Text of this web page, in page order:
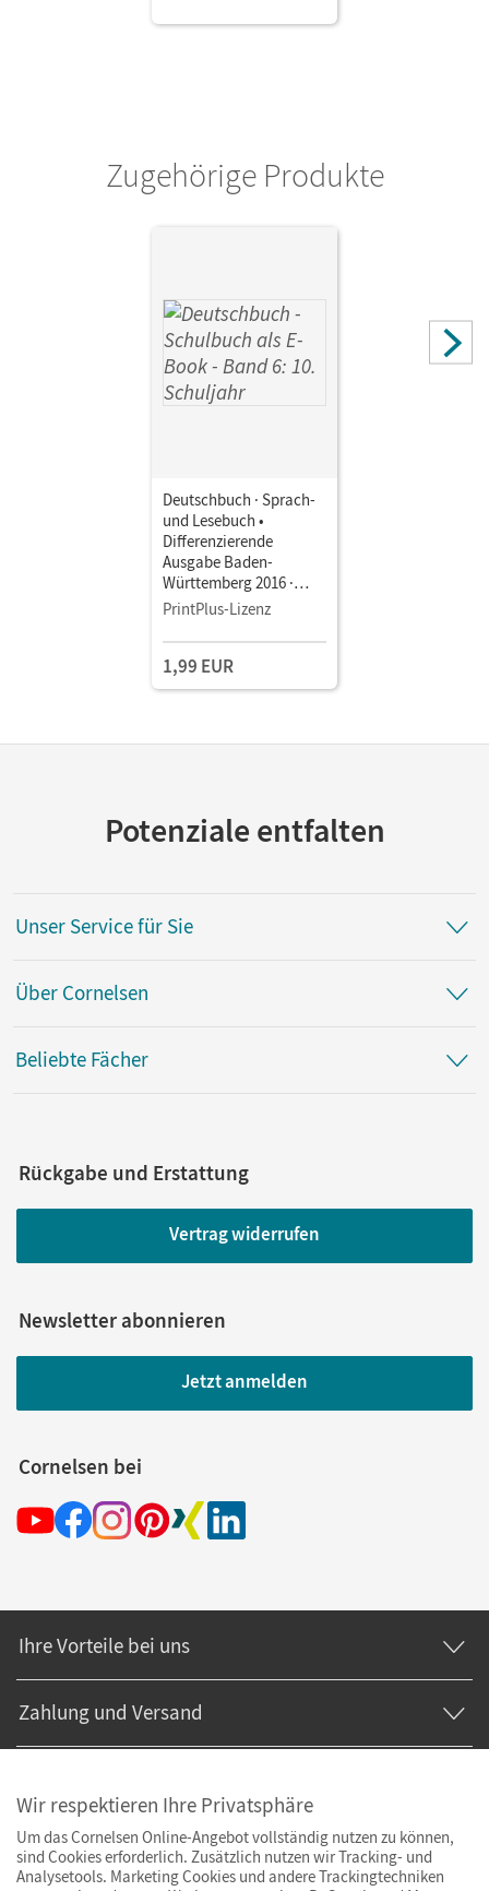
Zugehörige Produkte
Deutschbuch · Sprach-
und Lesebuch •
Differenzierende
Ausgabe Baden-
Württemberg 2016 ·
Band 6: 10. Schuljahr •
PrintPlus-Lizenz
1,99 EUR
Potenziale entfalten
Unser Service für Sie
Über Cornelsen
Beliebte Fächer
Rückgabe und Erstattung
Vertrag widerrufen
Newsletter abonnieren
Jetzt anmelden
Cornelsen bei
Ihre Vorteile bei uns
Zahlung und Versand
Wir respektieren Ihre Privatsphäre
Um das Cornelsen Online-Angebot vollständig nutzen zu können,
sind Cookies erforderlich. Zusätzlich nutzen wir Tracking- und
Analysetools. Marketing Cookies und andere Trackingtechniken